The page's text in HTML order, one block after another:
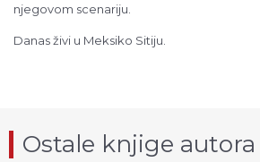
njegovom scenariju.
Danas živi u Meksiko Sitiju.
Ostale knjige autora